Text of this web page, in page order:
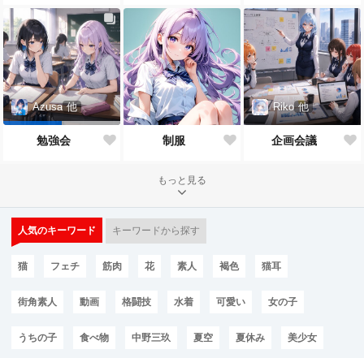
Azusa 他
勉強会 制服
Riko 他
企画会議
もっと見る
人気のキーワード キーワードから探す
猫 フェチ 筋肉 花 素人 褐色 猫耳
街角素人 動画 格闘技 水着 可愛い 女の子
うちの子 食べ物 中野三玖 夏空 夏休み 美少女